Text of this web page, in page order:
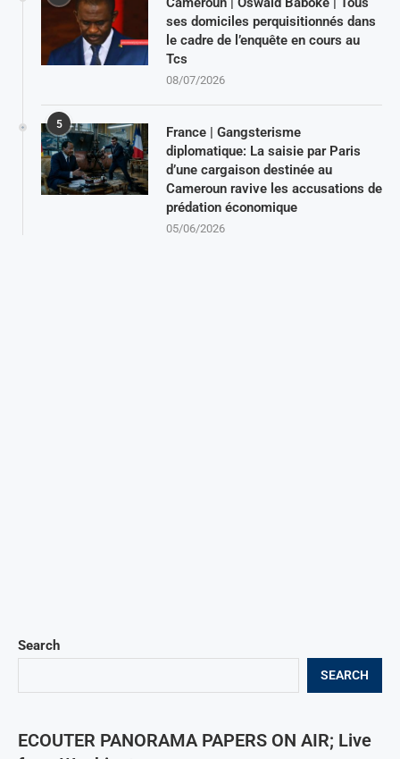
Search
SEARCH
ECOUTER PANORAMA PAPERS ON AIR; Live
ses domiciles perquisitionnés dans
le cadre de l’enquête en cours au
Tcs
08/07/2026
5
France | Gangsterisme
diplomatique: La saisie par Paris
d’une cargaison destinée au
Cameroun ravive les accusations de
prédation économique
05/06/2026